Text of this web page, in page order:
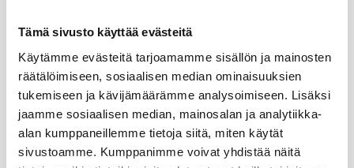
Tämä sivusto käyttää evästeitä
Käytämme evästeitä tarjoamamme sisällön ja mainosten
räätälöimiseen, sosiaalisen median ominaisuuksien
tukemiseen ja kävijämäärämme analysoimiseen. Lisäksi
jaamme sosiaalisen median, mainosalan ja analytiikka-
alan kumppaneillemme tietoja siitä, miten käytät
sivustoamme. Kumppanimme voivat yhdistää näitä
MR
Mikko Ronkanen